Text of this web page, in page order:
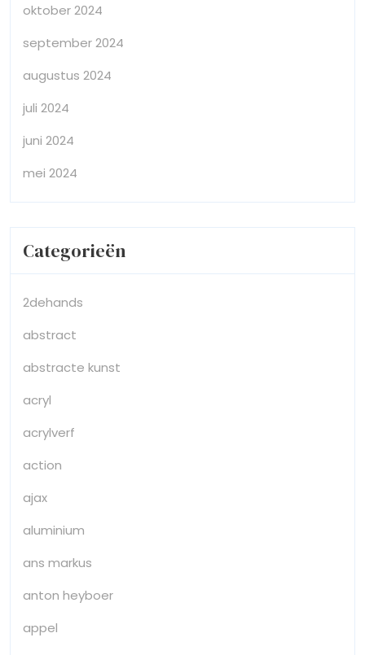
oktober 2024
september 2024
augustus 2024
juli 2024
juni 2024
mei 2024
Categorieën
2dehands
abstract
abstracte kunst
acryl
acrylverf
action
ajax
aluminium
ans markus
anton heyboer
appel